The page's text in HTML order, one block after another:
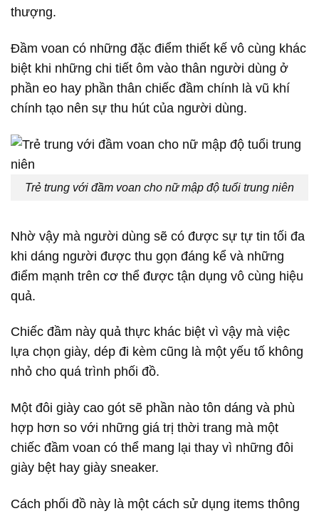
thượng.
Đầm voan có những đặc điểm thiết kế vô cùng khác
biệt khi những chi tiết ôm vào thân người dùng ở
phần eo hay phần thân chiếc đầm chính là vũ khí
chính tạo nên sự thu hút của người dùng.
Trẻ trung với đầm voan cho nữ mập độ tuổi trung niên
Nhờ vậy mà người dùng sẽ có được sự tự tin tối đa
khi dáng người được thu gọn đáng kể và những
điểm mạnh trên cơ thể được tận dụng vô cùng hiệu
quả.
Chiếc đầm này quả thực khác biệt vì vậy mà việc
lựa chọn giày, dép đi kèm cũng là một yếu tố không
nhỏ cho quá trình phối đồ.
Một đôi giày cao gót sẽ phần nào tôn dáng và phù
hợp hơn so với những giá trị thời trang mà một
chiếc đầm voan có thể mang lại thay vì những đôi
giày bệt hay giày sneaker.
Cách phối đồ này là một cách sử dụng items thông